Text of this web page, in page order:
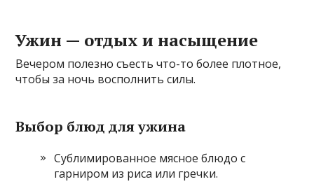
Ужин — отдых и насыщение
Вечером полезно съесть что-то более плотное,
чтобы за ночь восполнить силы.
Выбор блюд для ужина
Сублимированное мясное блюдо с
гарниром из риса или гречки.